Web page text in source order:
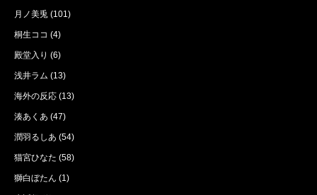
月ノ美兎 (101)
桐生ココ (4)
殿堂入り (6)
浅井ラム (13)
海外の反応 (13)
湊あくあ (47)
潤羽るしあ (54)
猫宮ひなた (58)
獅白ぼたん (1)